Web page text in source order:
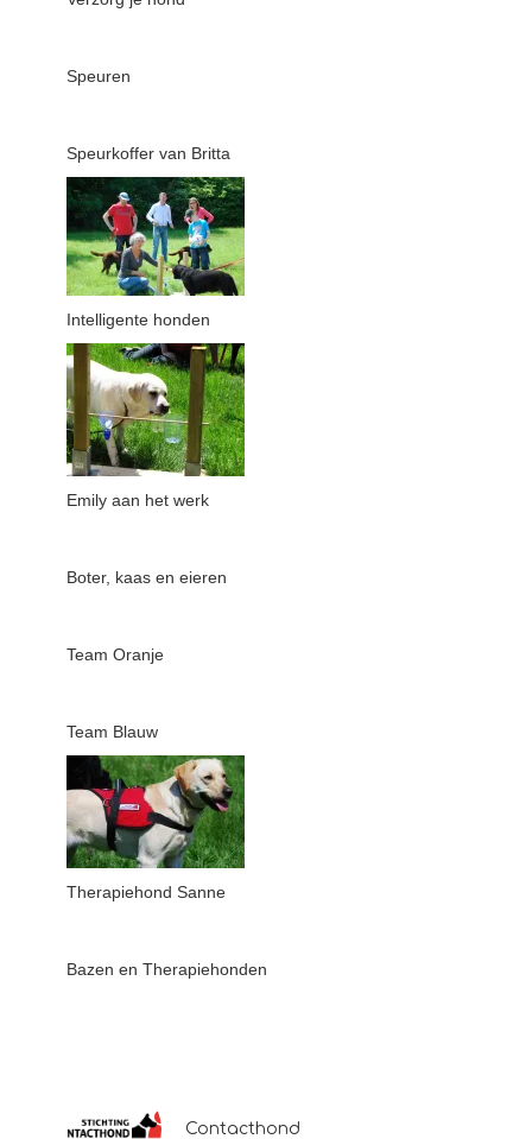
Speuren
Speurkoffer van Britta
Intelligente honden
Emily aan het werk
Boter, kaas en eieren
Team Oranje
Team Blauw
Therapiehond Sanne
Bazen en Therapiehonden
Contacthond